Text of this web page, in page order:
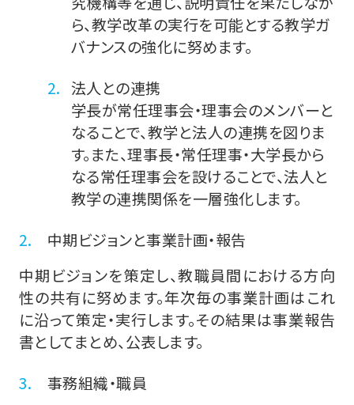
歴代学長紹介
大学ブランド
教学組織
事務組織
施設の紹介
広報誌
ら、教学改革の実行を可能とする教学ガ
バナンスの強化に努めます。
法人との連携
学長が常任理事会・理事会のメンバーと
なることで、教学と法人の連携を図りま
す。また、理事長・常任理事・大学長から
なる常任理事会を設けることで、法人と
教学の連携関係を一層強化します。
中期ビジョンと事業計画・報告
中期ビジョンを策定し、教職員間における方向
性の共有に努めます。年次毎の事業計画はこれ
に沿って策定・実行します。その結果は事業報告
書としてまとめ、公表します。
事務組織・職員